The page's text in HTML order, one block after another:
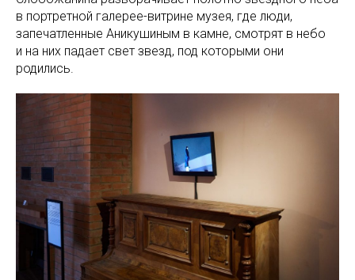
в портретной галерее-витрине музея, где люди,
запечатленные Аникушиным в камне, смотрят в небо
и на них падает свет звезд, под которыми они
родились.